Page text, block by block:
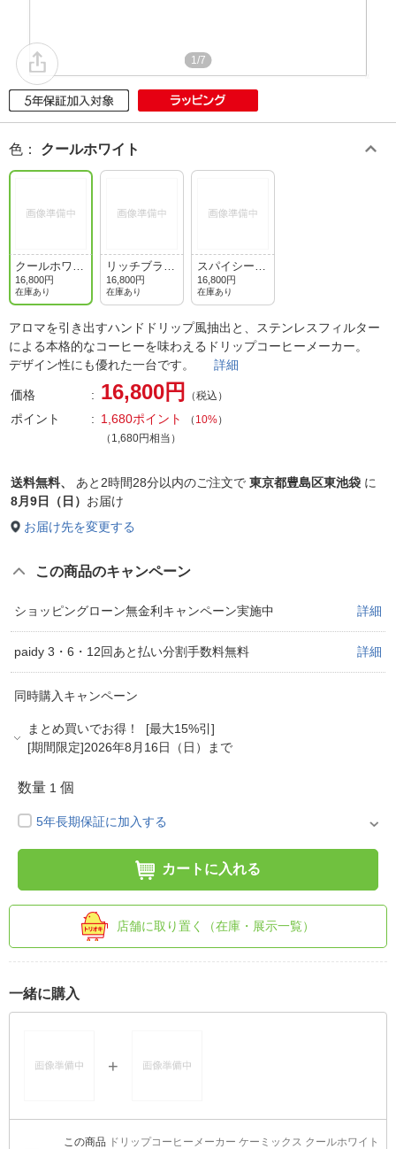
1/7
色 ： クールホワイト
クールホワイ
ト
16,800円
在庫あり
リッチブラッ
ク
16,800円
在庫あり
スパイシーレ
ッド
16,800円
在庫あり
アロマを引き出すハンドドリップ風抽出と、ステンレスフィルター
による本格的なコーヒーを味わえるドリップコーヒーメーカー。
デザイン性にも優れた一台です。 詳細
価格 16,800円 （税込）
ポイント 1,680ポイント （ 10%）
（1,680円相当）
送料無料、 あと 2時間28分以内のご注文で 東京都豊島区東池袋 に
8月9日（日） お届け
お届け先を変更する
この商品のキャンペーン
ショッピングローン無金利キャンペーン実施中 詳細
paidy 3・6・12回あと払い分割手数料無料 詳細
同時購入キャンペーン
まとめ買いでお得！ [最大15%引]
[期間限定]2026年8月16日（日）まで
数量 1 個
5年長期保証に加入する
カートに入れる
店舗に取り置く（在庫・展示一覧）
一緒に購入
ドリップコーヒーメーカー ケーミックス クールホワイト